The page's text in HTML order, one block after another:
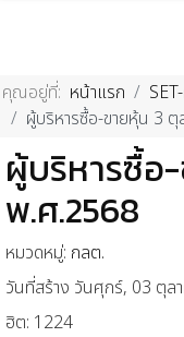
คุณอยู่ที่: หน้าแรก
ผู้บริหารซื้อ-ขายหุ้น 3
ผู้บริหารซื้อ
พ.ศ.2568
หมวดหมู่: กลต.
วันที่สร้าง วันศุกร์, 03 ตุล
ฮิต: 1224